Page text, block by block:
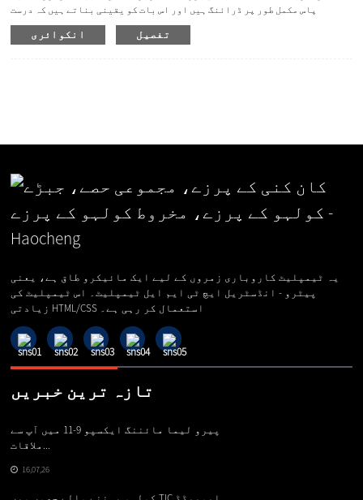
پاس مکمل طور پر ڈرائنگ ہیں اور اس بات کو یقینی بناتے ہیں کہ درست
ڈائمینشن اور پریمیم کوالٹی کے پہننے والے پرزوں کو کاسٹ کیا جائے اور
ISO 9001 کوالٹی سسٹم کے تحت اسپیئر پارٹس کی فراہمی کو یقینی بنایاانکوائری تفصیل
یہ ٹیمپلیٹ کاروباری زمروں کے لیے ایک مائیکرو طاق ہے، یعنی
پیٹرو - انڈسٹریل ایچ ٹی ایم ایل ٹیمپلیٹ۔ اس ٹیمپلیٹ کی
زیادتی HTML/CSS استعمال کر رہی ہے۔
تازہ ترین خبریں
پیرو لیما مائننگ ایکسپو 9-11 میں آپ سے
ملاقات...
16,07,26